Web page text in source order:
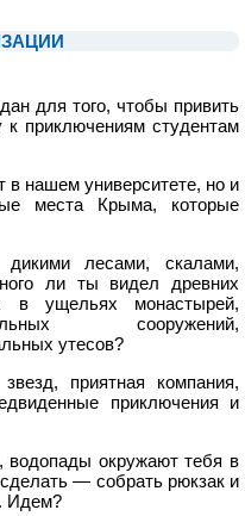
для того, чтобы привить
к приключениям студентам
в нашем университете, но и
места Крыма, которые
лесами, скалами,
ли ты видел древних
в ущельях монастырей,
сооружений,
утесов?
приятная компания,
приключения и
окружают тебя в
— собрать рюкзак и
Идем?